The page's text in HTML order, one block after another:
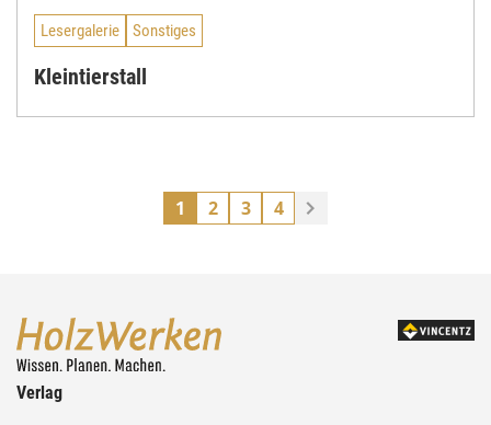
Lesergalerie Sonstiges
Kleintierstall
1 2 3 4
Verlag